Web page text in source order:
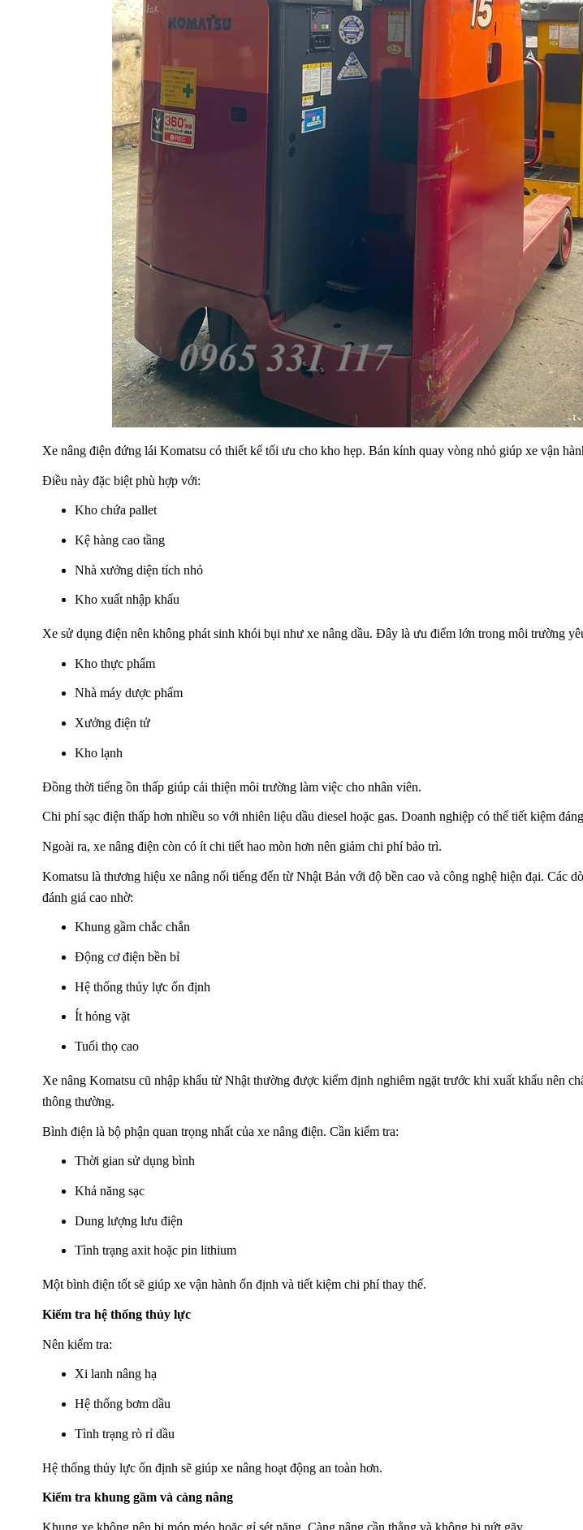
Xe nâng điện đứng lái Komatsu có thiết kế tối ưu cho kho hẹp. Bán kính quay vòng nhỏ giúp xe vận
Điều này đặc biệt phù hợp với:
Kho chứa pallet
Kệ hàng cao tầng
Nhà xưởng diện tích nhỏ
Kho xuất nhập khẩu
Xe sử dụng điện nên không phát sinh khói bụi như xe nâng dầu. Đây là ưu điểm lớn trong môi trường
Kho thực phẩm
Nhà máy dược phẩm
Xưởng điện tử
Kho lạnh
Đồng thời tiếng ồn thấp giúp cải thiện môi trường làm việc cho nhân viên.
Chi phí sạc điện thấp hơn nhiều so với nhiên liệu dầu diesel hoặc gas. Doanh nghiệp có thể tiết kiệm
Ngoài ra, xe nâng điện còn có ít chi tiết hao mòn hơn nên giảm chi phí bảo trì.
Komatsu là thương hiệu xe nâng nổi tiếng đến từ Nhật Bản với độ bền cao và công nghệ hiện đại. Các
đánh giá cao nhờ:
Khung gầm chắc chắn
Động cơ điện bền bỉ
Hệ thống thủy lực ổn định
Ít hỏng vặt
Tuổi thọ cao
Xe nâng Komatsu cũ nhập khẩu từ Nhật thường được kiểm định nghiêm ngặt trước khi xuất khẩu nên
thông thường.
Bình điện là bộ phận quan trọng nhất của xe nâng điện. Cần kiểm tra:
Thời gian sử dụng bình
Khả năng sạc
Dung lượng lưu điện
Tình trạng axit hoặc pin lithium
Một bình điện tốt sẽ giúp xe vận hành ổn định và tiết kiệm chi phí thay thế.
Kiểm tra hệ thống thủy lực
Nên kiểm tra:
Xi lanh nâng hạ
Hệ thống bơm dầu
Tình trạng rò rỉ dầu
Hệ thống thủy lực ổn định sẽ giúp xe nâng hoạt động an toàn hơn.
Kiểm tra khung gầm và càng nâng
Khung xe không nên bị móp méo hoặc gỉ sét nặng. Càng nâng cần thẳng và không bị nứt gãy.